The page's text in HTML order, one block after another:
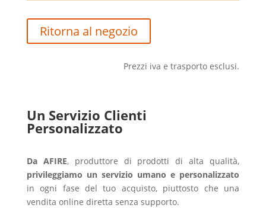
Ritorna al negozio
Prezzi iva e trasporto esclusi.
Un Servizio Clienti
Personalizzato
Da AFIRE, produttore di prodotti di alta qualità,
privileggiamo un servizio umano e personalizzato
in ogni fase del tuo acquisto, piuttosto che una
vendita online diretta senza supporto.